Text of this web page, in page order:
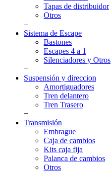
Tapas de distribuidor
Otros
+
Sistema de Escape
Bastones
Escapes 4 a 1
Silenciadores y Otros
+
Suspensión y direccion
Amortiguadores
Tren delantero
Tren Trasero
+
Transmisión
Embrague
Caja de cambios
Kits caja fija
Palanca de cambios
Otros